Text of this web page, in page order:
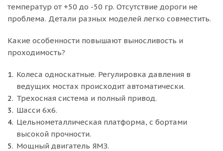
температур от +50 до -50 гр. Отсутствие дороги не
проблема. Детали разных моделей легко совместить.
Какие особенности повышают выносливость и
проходимость?
Колеса односкатные. Регулировка давления в
ведущих мостах происходит автоматически.
Трехосная система и полный привод.
Шасси 6х6.
Цельнометаллическая платформа, с бортами
высокой прочности.
Мощный двигатель ЯМЗ.